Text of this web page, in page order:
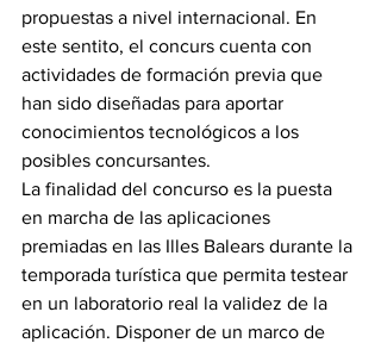
propuestas a nivel internacional. En
este sentito, el concurs cuenta con
actividades de formación previa que
han sido diseñadas para aportar
conocimientos tecnológicos a los
posibles concursantes.
La finalidad del concurso es la puesta
en marcha de las aplicaciones
premiadas en las Illes Balears durante la
temporada turística que permita testear
en un laboratorio real la validez de la
aplicación. Disponer de un marco de